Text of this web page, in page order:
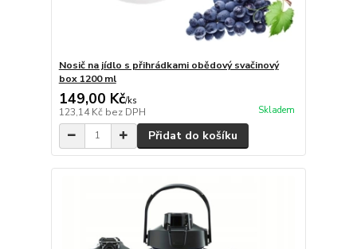
Nosič na jídlo s přihrádkami obědový svačinový
box 1200 ml
149,00 Kč/ks
123,14 Kč bez DPH Skladem
Přidat do košíku